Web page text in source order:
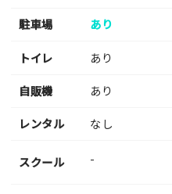
駐車場 あり
トイレ
あり
自販機
あり
レンタル
なし
スクール -